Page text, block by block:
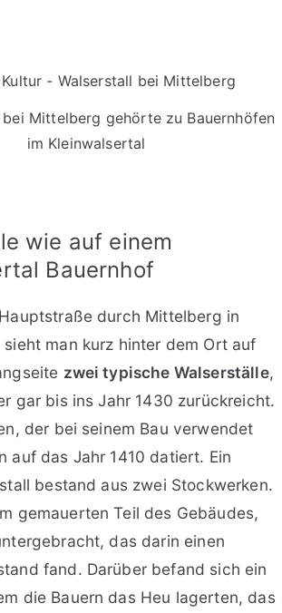
bei Mittelberg gehörte zu Bauernhöfen
im Kleinwalsertal
wie auf einem
Bauernhof
durch Mittelberg in
sieht man kurz hinter dem Ort auf
zwei typische Walserställe,
gar bis ins Jahr 1430 zurückreicht.
der bei seinem Bau verwendet
auf das Jahr 1410 datiert. Ein
bestand aus zwei Stockwerken.
gemauerten Teil des Gebäudes,
das darin einen
fand. Darüber befand sich ein
die Bauern das Heu lagerten, das